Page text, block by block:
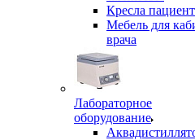
Кресла
Мебель для
врача
Лабораторное
оборудование